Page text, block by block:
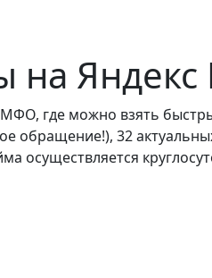
на
где можно взять
обращение!), 32
осуществляется